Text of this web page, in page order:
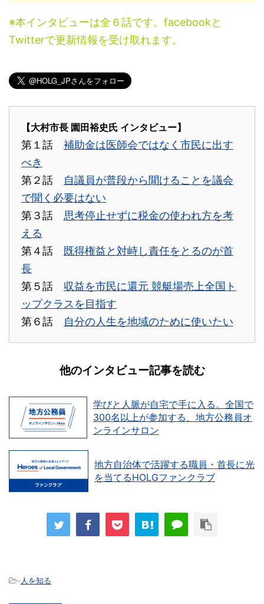
※本インタビューは全６話です。facebookと
Twitterで更新情報を受け取れます。
【大村市長 園田裕史氏 インタビュー】
第１話 補助金は医師会ではなく市民に出す
べき
第２話 自議員が普段から聞けることを議会
で聞く必要はない
第３話 思考停止せずに税金の使われ方を考
える
第４話 既得権益と対峙し責任をとるのが首
長
第５話 収益を市民に還元 競艇場売上全国ト
ップクラスを目指す
第６話 自分の人生を地域のために使いたい
他のインタビュー記事を読む
学びと人脈が自宅で手に入る。全国で
300名以上が参加する、地方公務員オ
ンラインサロン
地方自治体で活躍する職員・首長に光
を当てるHOLGファンクラブ
-人を知る